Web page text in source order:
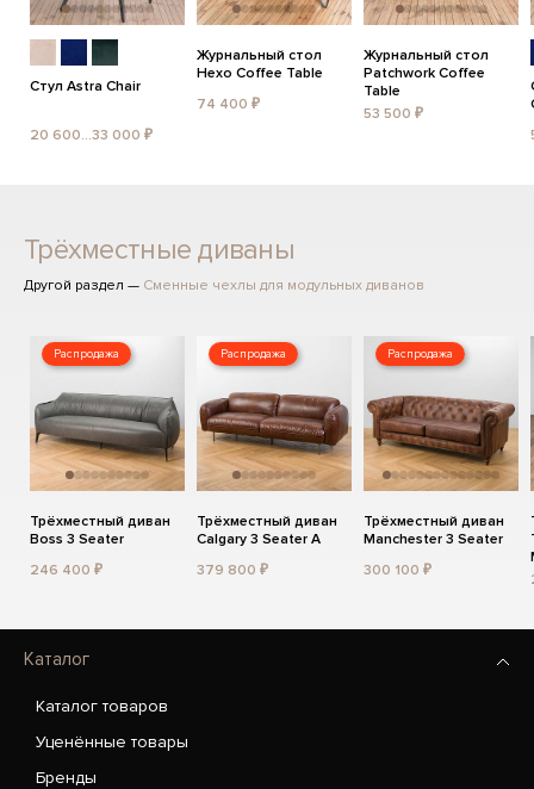
Стул Astra Chair
20 600...33 000 ₽
Журнальный стол
Hexo Coffee Table
74 400 ₽
Журнальный стол
Patchwork Coffee
Table
53 500 ₽
Трёхместные диваны
Другой раздел — Сменные чехлы для модульных диванов
Распродажа
Трёхместный диван
Boss 3 Seater
246 400 ₽
Распродажа
Трёхместный диван
Calgary 3 Seater A
379 800 ₽
Распродажа
Трёхместный диван
Manchester 3 Seater
300 100 ₽
Каталог
Каталог товаров
Уценённые товары
Бренды